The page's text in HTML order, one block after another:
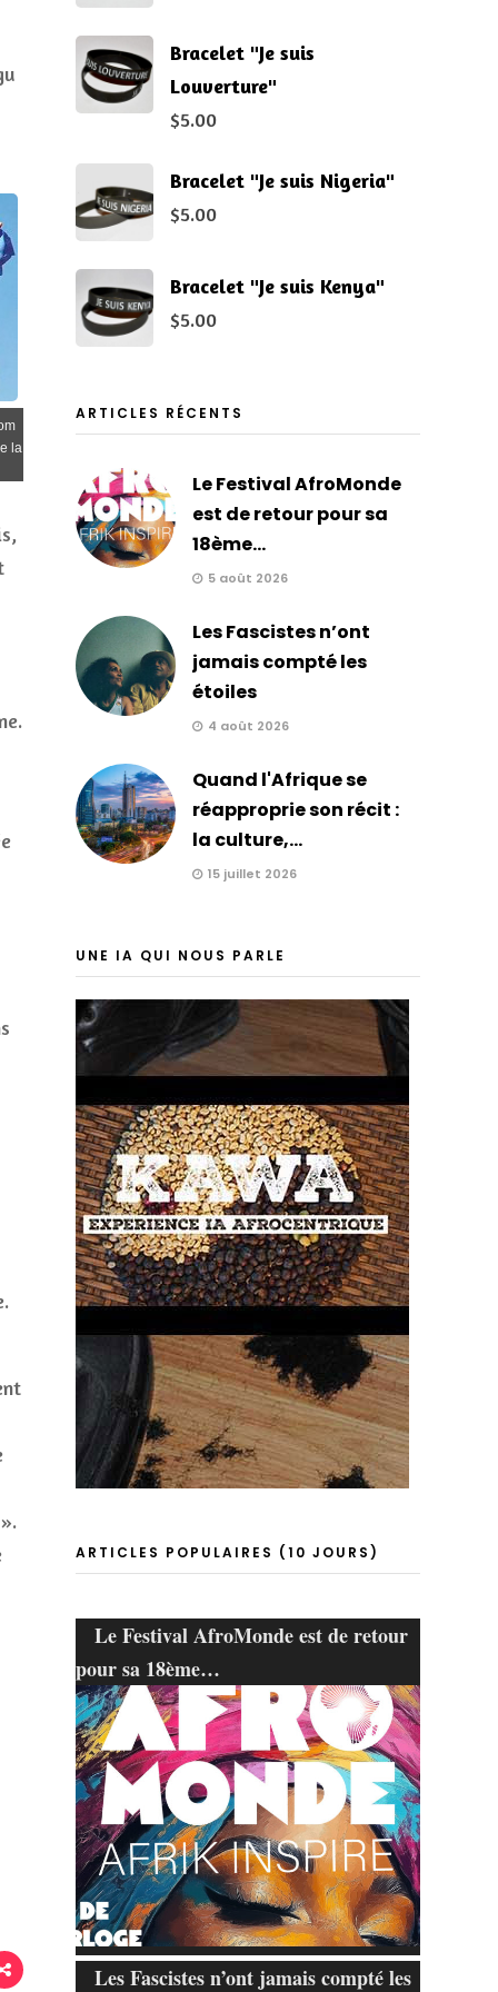
la
Bracelet "Je suis
Louverture"
$5.00
Bracelet "Je suis Nigeria"
$5.00
Bracelet "Je suis Kenya"
$5.00
ARTICLES RÉCENTS
Le Festival AfroMonde
est de retour pour sa
18ème...
5 août 2026
Les Fascistes n’ont
jamais compté les
étoiles
4 août 2026
Quand l'Afrique se
réapproprie son récit :
la culture,...
15 juillet 2026
UNE IA QUI NOUS PARLE
ARTICLES POPULAIRES (10 JOURS)
Le Festival AfroMonde est de retour
pour sa 18ème…
Les Fascistes n’ont jamais compté les